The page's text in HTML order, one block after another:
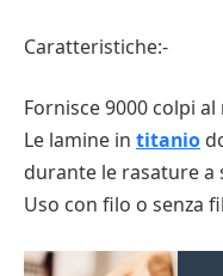
Caratteristiche:-
Fornisce 9000 colpi
Le lamine in titanio
durante le rasature a
Uso con filo o senza